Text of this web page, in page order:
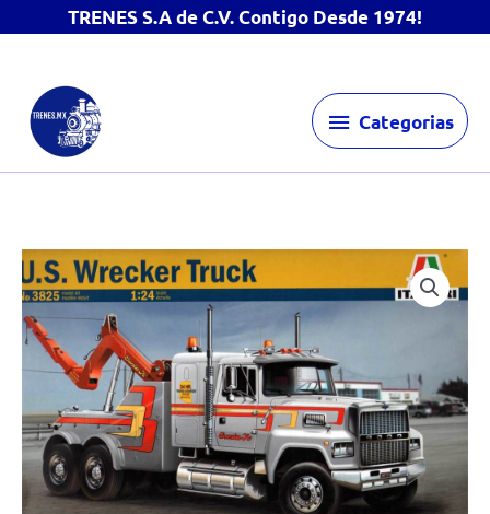
TRENES S.A de C.V. Contigo Desde 1974!
contenido
Categorias
Categorias